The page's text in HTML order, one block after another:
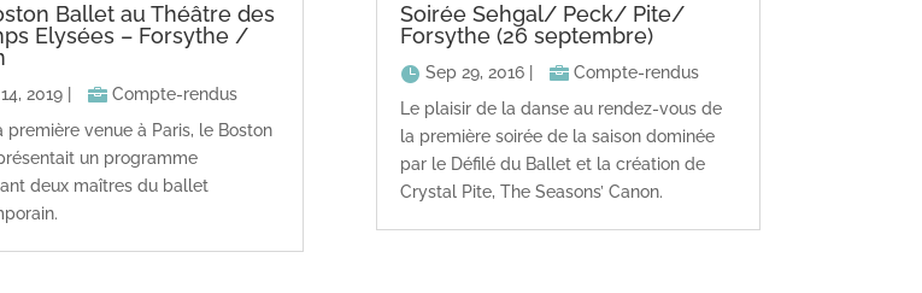
Ballet au Théâtre des
Elysées – Forsythe /
2019|
Compte-rendus
première venue à Paris, le Boston
un programme
deux maîtres du ballet
Soirée Sehgal/ Peck/ Pite/
Forsythe (26 septembre)
Sep 29, 2016|
Compte-rendus
Le plaisir de la danse au rendez-vous de
la première soirée de la saison dominée
par le Défilé du Ballet et la création de
Crystal Pite, The Seasons’ Canon.